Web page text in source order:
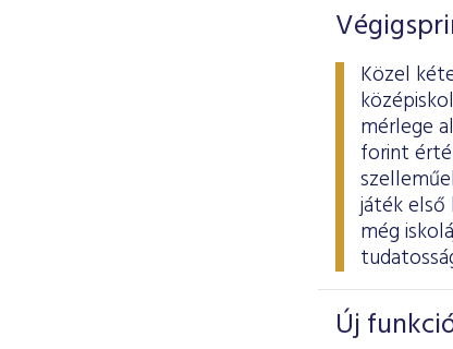
Közel
mérlege
forint
játék első
még
Új